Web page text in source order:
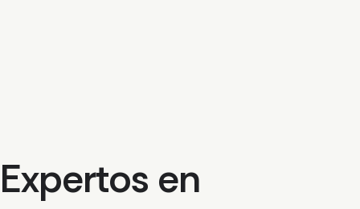
Expertos en